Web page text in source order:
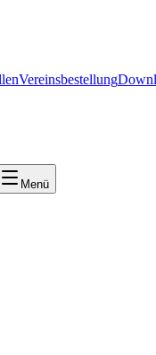
Vereinsbestellung
Menü